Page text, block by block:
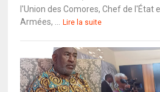
l'Union des Comores, Chef de l'État
Armées, ... Lire la suite